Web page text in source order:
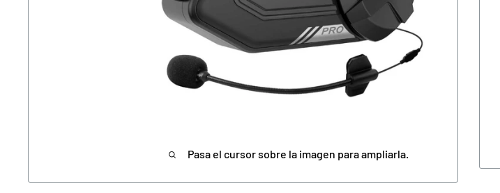
Pasa el cursor sobre la imagen para ampliarla.